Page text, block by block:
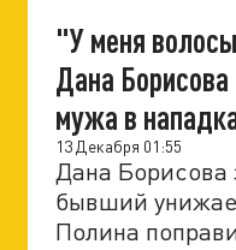
"У меня
Дана
мужа в
13 Декабря 01:55
Дана Борисова
бывший
Полина